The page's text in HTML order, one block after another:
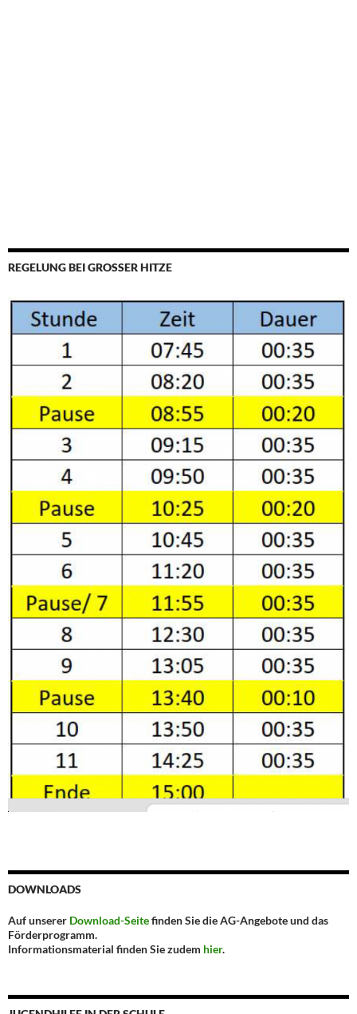
REGELUNG BEI GROSSER HITZE
DOWNLOADS
Auf unserer Download-Seitefinden Sie die AG-Angebote und das
Förderprogramm.
Informationsmaterial finden Sie zudem hier.